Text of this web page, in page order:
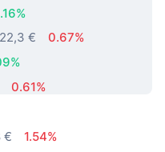
€
0.67%
0.61%
€
1.54%